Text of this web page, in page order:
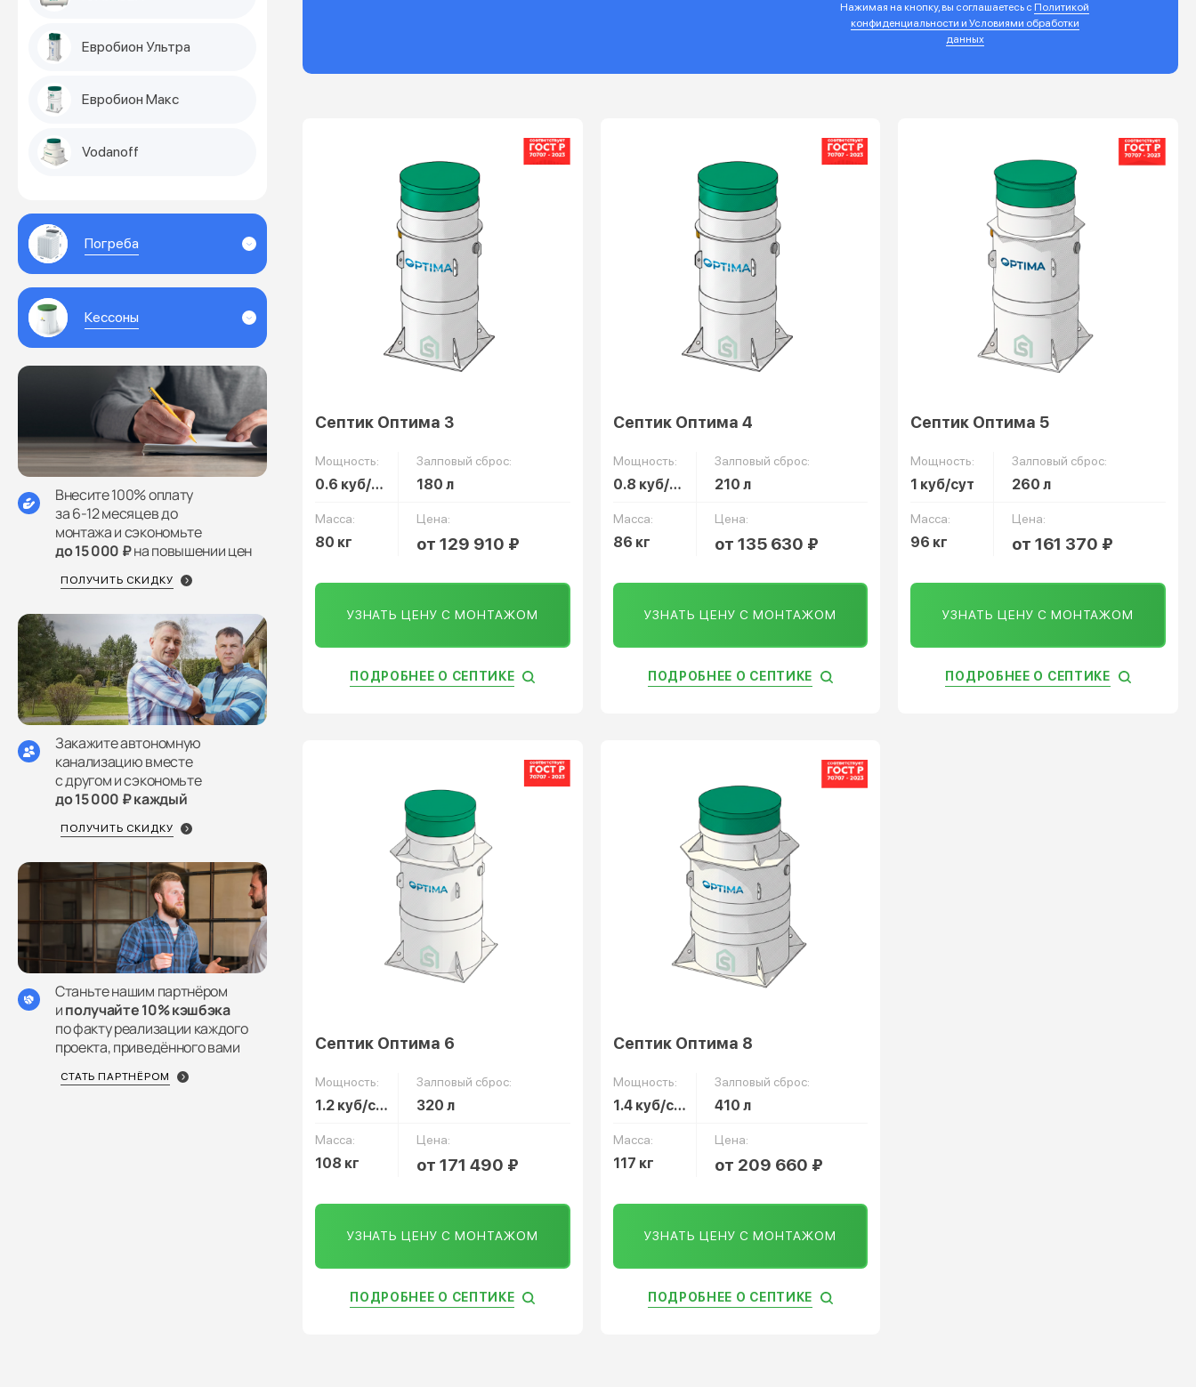
Евробион Ультра
Евробион Макс
Vodanoff
Погреба
Кессоны
Внесите 100% оплату
за 6-12 месяцев до
монтажа и сэкономьте
до 15 000 ₽на повышении цен
ПОЛУЧИТЬ СКИДКУ
Закажите автономную
канализацию вместе
с другом и сэкономьте
до 15 000 ₽ каждый
ПОЛУЧИТЬ СКИДКУ
Станьте нашим партнёром
иполучайте 10% кэшбэка
по факту реализации каждого
проекта, приведённого вами
СТАТЬ ПАРТНЁРОМ
Нажимая на кнопку, вы соглашаетесь с Политикой
конфиденциальности и Условиями обработки
данных
Септик Оптима 3
Мощность:
0.6 куб/сут
Залповый сброс:
180 л
Масса:
80 кг
Цена:
от 129 910 ₽
УЗНАТЬ ЦЕНУ С МОНТАЖОМ
ПОДРОБНЕЕ О СЕПТИКЕ
Септик Оптима 4
Мощность:
0.8 куб/сут
Залповый сброс:
210 л
Масса:
86 кг
Цена:
от 135 630 ₽
УЗНАТЬ ЦЕНУ С МОНТАЖОМ
ПОДРОБНЕЕ О СЕПТИКЕ
Септик Оптима 5
Мощность:
1 куб/сут
Залповый сброс:
260 л
Масса:
96 кг
Цена:
от 161 370 ₽
УЗНАТЬ ЦЕНУ С МОНТАЖОМ
ПОДРОБНЕЕ О СЕПТИКЕ
Септик Оптима 6
Мощность:
1.2 куб/сут
Залповый сброс:
320 л
Масса:
108 кг
Цена:
от 171 490 ₽
УЗНАТЬ ЦЕНУ С МОНТАЖОМ
ПОДРОБНЕЕ О СЕПТИКЕ
Септик Оптима 8
Мощность:
1.4 куб/сут
Залповый сброс:
410 л
Масса:
117 кг
Цена:
от 209 660 ₽
УЗНАТЬ ЦЕНУ С МОНТАЖОМ
ПОДРОБНЕЕ О СЕПТИКЕ